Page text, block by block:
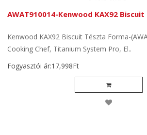
AWAT910014-Kenwood KAX92
Kenwood KAX92 Biscuit Tészta Forma-
Cooking Chef, Titanium System Pro, El..
Fogyasztói ár:17,998Ft